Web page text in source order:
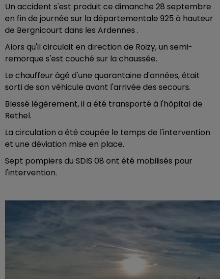
Un accident s'est produit ce dimanche 28 septembre
en fin de journée sur la départementale 925 à hauteur
de Bergnicourt dans les Ardennes .
Alors qu'il circulait en direction de Roizy, un semi-
remorque s'est couché sur la chaussée.
Le chauffeur âgé d'une quarantaine d'années, était
sorti de son véhicule avant l'arrivée des secours.
Blessé légèrement, il a été transporté à l'hôpital de
Rethel.
La circulation a été coupée le temps de l'intervention
et une déviation mise en place.
Sept pompiers du SDIS 08 ont été mobilisés pour
l'intervention.